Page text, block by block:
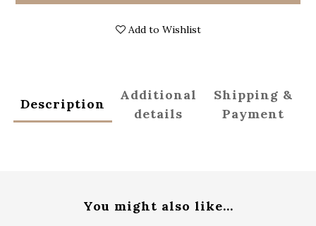
Add to Wishlist
Description
Additional
details
Shipping &
Payment
You might also like...